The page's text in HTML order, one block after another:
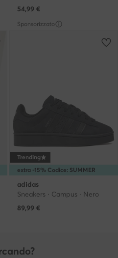
54,99 €
Sponsorizzato
extra -15% Codice: SUMMER
Trending
adidas
Sneakers · Campus · Nero
89,99 €